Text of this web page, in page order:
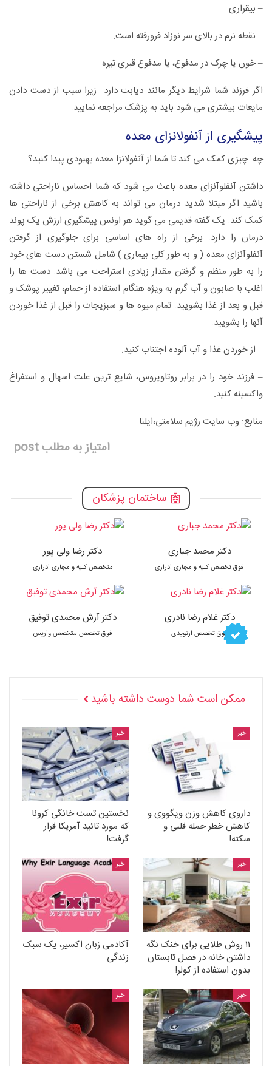
– بیقراری
– نقطه نرم در بالای سر نوزاد فرورفته است.
– خون یا چرک در مدفوع، یا مدفوع قیری تیره
اگر فرزند شما شرایط دیگر مانند دیابت دارد زیرا سبب از دست دادن
مایعات بیشتری می شود باید به پزشک مراجعه نمایید.
پیشگیری از آنفولانزای معده
چه چیزی کمک می کند تا شما از آنفولانزا معده بهبودی پیدا کنید؟
داشتن آنفلوآنزای معده باعث می شود که شما احساس ناراحتی داشته
باشید اگر مبتلا شدید درمان می تواند به کاهش برخی از ناراحتی ها
کمک کند. یک گفته قدیمی می گوید هر اونس پیشگیری ارزش یک پوند
درمان را دارد. برخی از راه های اساسی برای جلوگیری از گرفتن
آنفلوآنزای معده ( و به طور کلی بیماری ) شامل شستن دست های خود
را به طور منظم و گرفتن مقدار زیادی استراحت می باشد. دست ها را
اغلب با صابون و آب گرم به ویژه هنگام استفاده از حمام، تغییر پوشک و
قبل و بعد از غذا بشویید. تمام میوه ها و سبزیجات را قبل از غذا خوردن
آنها را بشویید.
– از خوردن غذا و آب آلوده اجتناب کنید.
– فرزند خود را در برابر روتاویروس، شایع ترین علت اسهال و استفراغ
واکسینه کنید.
منابع: وب سایت رژیم سلامتی،ایلنا
امتیاز به مطلب post
ساختمان پزشکان
دکتر محمد جباری
فوق تخصص کلیه و مجاری ادراری
دکتر غلام رضا نادری
فوق تخصص ارتوپدی
دکتر رضا ولی پور
متخصص کلیه و مجاری ادراری
دکتر آرش محمدی توفیق
فوق تخصص متخصص واریس
ممکن است شما دوست داشته باشید
خبر
داروی کاهش وزن ویگووی و
کاهش خطر حمله قلبی و
سکته!
خبر
نخستین تست خانگی کرونا
که مورد تائید آمریکا قرار
گرفت!
خبر
۱۱ روش طلایی برای خنک نگه
داشتن خانه در فصل تابستان
بدون استفاده از کولر!
خبر
آکادمی زبان اکسیر، یک سبک
زندگی
خبر خبر